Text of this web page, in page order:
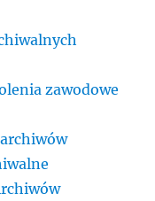
zawodowe